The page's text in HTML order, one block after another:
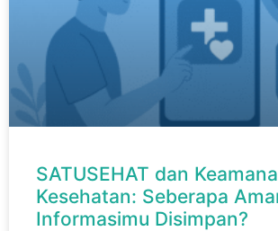
SATUSEHAT dan
Kesehatan: Seberapa
Informasimu Disimpan?